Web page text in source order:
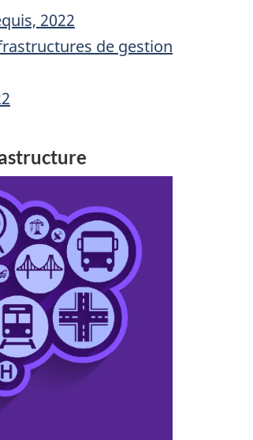
2022
de gestion